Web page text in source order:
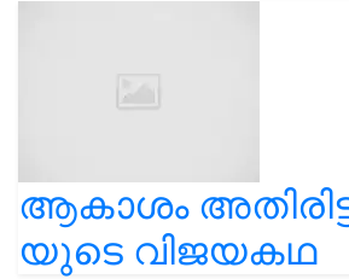
ആകാശം
യുടെ വിജയകഥ